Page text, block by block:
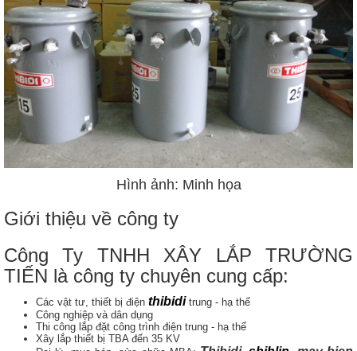
Hình ảnh: Minh họa
Giới thiệu về công ty
Công Ty TNHH XÂY LẮP TRƯỜNG
TIẾN là công ty chuyên cung cấp:
Các vật tư, thiết bị điện thibidi trung - hạ thế
Công nghiệp và dân dụng
Thi công lắp đặt công trình điện trung - hạ thế
Xây lắp thiết bị TBA đến 35 KV